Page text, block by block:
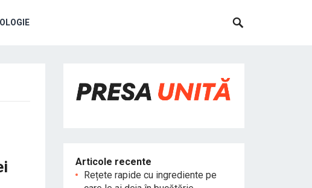
Articole recente
Rețete rapide cu ingrediente pe